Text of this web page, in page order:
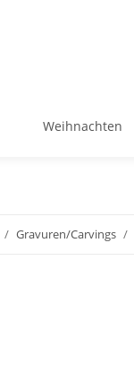
Weihnachten
Gravuren/Carvings